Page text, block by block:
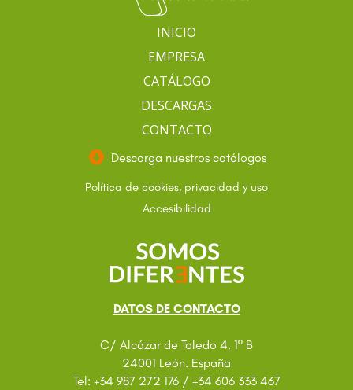
INICIO
EMPRESA
CATÁLOGO
DESCARGAS
CONTACTO
Descarga nuestros catálogos
Política de cookies, privacidad y uso
Accesibilidad
DATOS DE CONTACTO
C/ Alcázar de Toledo 4, 1º B
24001 León. España
Tel: +34 987 272 176 / +34 606 333 467